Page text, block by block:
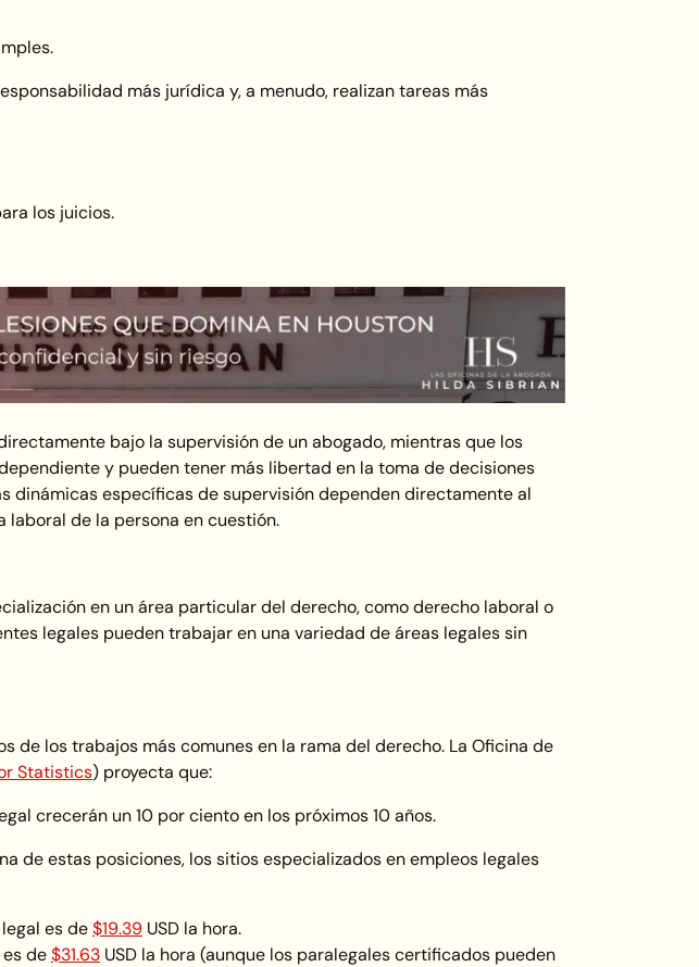
más jurídica y, a menudo, realizan tareas más
los juicios.
bajo la supervisión de un abogado, mientras que los
y pueden tener más libertad en la toma de decisiones
dinámicas específicas de supervisión dependen directamente al
de la persona en cuestión.
en un área particular del derecho, como derecho laboral o
legales pueden trabajar en una variedad de áreas legales sin
de los trabajos más comunes en la rama del derecho. La Oficina de
Statistics) proyecta que:
crecerán un 10 por ciento en los próximos 10 años.
de estas posiciones, los sitios especializados en empleos legales
es de$19.39 USD la hora.
de$31.63 USD la hora (aunque los paralegales certificados pueden